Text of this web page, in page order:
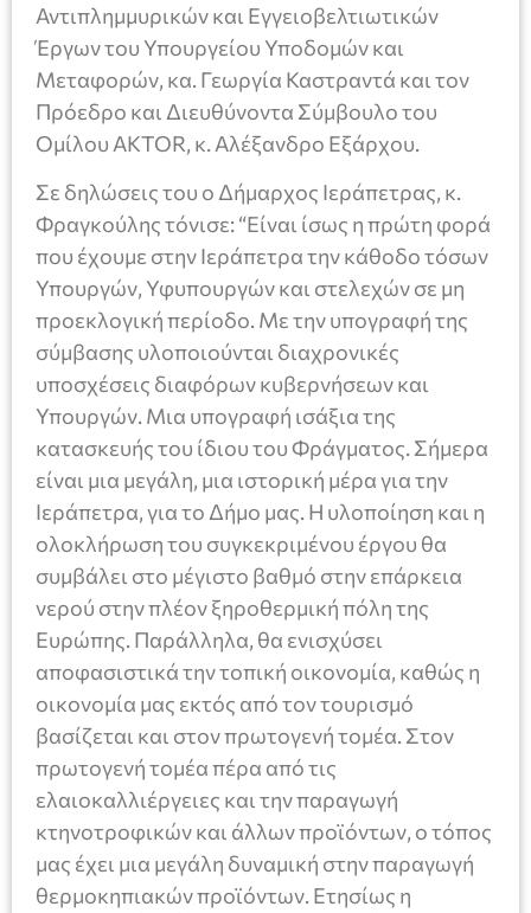
Αντιπλημμυρικών και Εγγειοβελτιωτικών
Έργων του Υπουργείου Υποδομών και
Μεταφορών, κα. Γεωργία Καστραντά και τον
Πρόεδρο και Διευθύνοντα Σύμβουλο του
Ομίλου AKTOR, κ. Αλέξανδρο Εξάρχου.
Σε δηλώσεις του ο Δήμαρχος Ιεράπετρας, κ.
Φραγκούλης τόνισε: “Είναι ίσως η πρώτη φορά
που έχουμε στην Ιεράπετρα την κάθοδο τόσων
Υπουργών, Υφυπουργών και στελεχών σε μη
προεκλογική περίοδο. Με την υπογραφή της
σύμβασης υλοποιούνται διαχρονικές
υποσχέσεις διαφόρων κυβερνήσεων και
Υπουργών. Μια υπογραφή ισάξια της
κατασκευής του ίδιου του Φράγματος. Σήμερα
είναι μια μεγάλη, μια ιστορική μέρα για την
Ιεράπετρα, για το Δήμο μας. Η υλοποίηση και η
ολοκλήρωση του συγκεκριμένου έργου θα
συμβάλει στο μέγιστο βαθμό στην επάρκεια
νερού στην πλέον ξηροθερμική πόλη της
Ευρώπης. Παράλληλα, θα ενισχύσει
αποφασιστικά την τοπική οικονομία, καθώς η
οικονομία μας εκτός από τον τουρισμό
βασίζεται και στον πρωτογενή τομέα. Στον
πρωτογενή τομέα πέρα από τις
ελαιοκαλλιέργειες και την παραγωγή
κτηνοτροφικών και άλλων προϊόντων, ο τόπος
μας έχει μια μεγάλη δυναμική στην παραγωγή
θερμοκηπιακών προϊόντων. Ετησίως η